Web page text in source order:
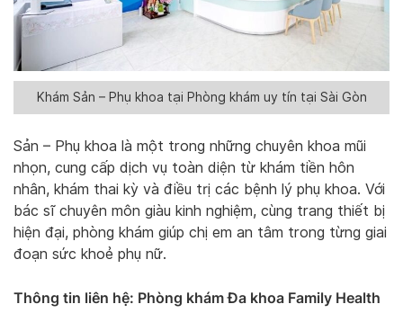
Khám Sản – Phụ khoa tại Phòng khám uy tín tại Sài Gòn
Sản – Phụ khoa là một trong những chuyên khoa mũi
nhọn, cung cấp dịch vụ toàn diện từ khám tiền hôn
nhân, khám thai kỳ và điều trị các bệnh lý phụ khoa. Với
bác sĩ chuyên môn giàu kinh nghiệm, cùng trang thiết bị
hiện đại, phòng khám giúp chị em an tâm trong từng giai
đoạn sức khoẻ phụ nữ.
Thông tin liên hệ: Phòng khám Đa khoa Family Health